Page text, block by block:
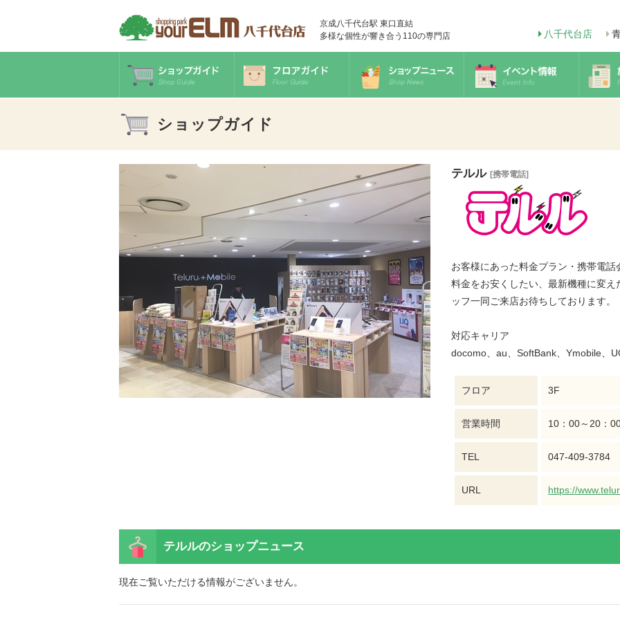
京成八千代台駅 東口直結
多様な個性が響き合う110の専門店
八千代台店
ショップガイド
テルル [携帯電話]
お客様にあった料金プラン・携帯電話
料金をお安くしたい、最新機種に変
ッフ一同ご来店お待ちしております。
対応キャリア
docomo、au、SoftBank、Ymobile、
フロア 3F
営業時間 10：00～20：
TEL 047-409-3784
URL https://
テルルのショップニュース
現在ご覧いただける情報がございません。